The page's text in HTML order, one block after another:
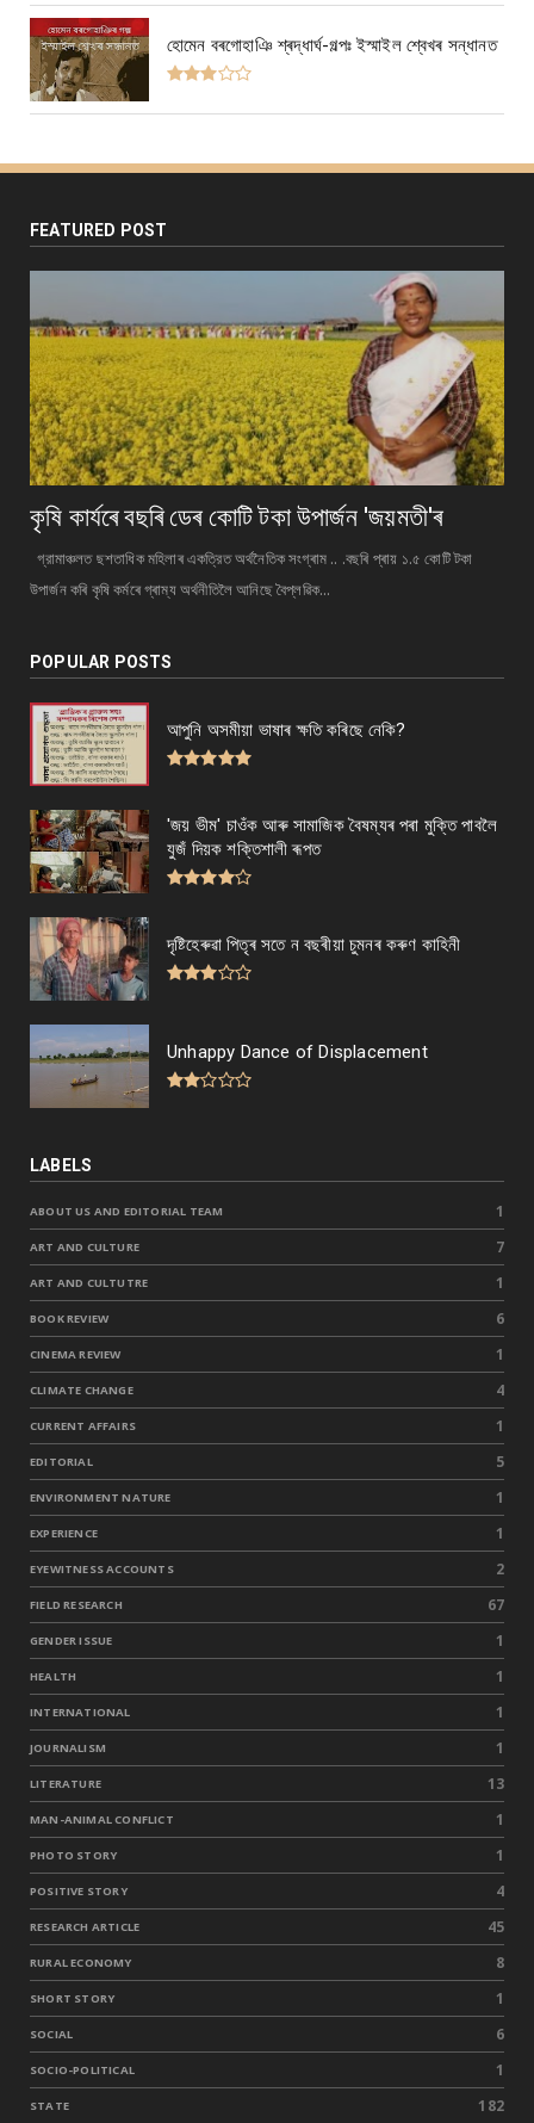
হোমেন বৰগোহাঞি শ্ৰদ্ধাৰ্ঘ-গল্পঃ ইস্মাইল শ্বেখৰ সন্ধানত
FEATURED POST
কৃষি কাৰ্যৰে বছৰি ডেৰ কোটি টকা উপার্জন 'জয়মতী'ৰ
গ্রামাঞ্চলত ছশতাধিক মহিলাৰ একত্রিত অর্থনৈতিক সংগ্ৰাম .. .বছৰি প্ৰায় ১.৫ কোটি টকা
উপাৰ্জন কৰি কৃষি কৰ্মৰে গ্ৰাম্য অর্থনীতিলৈ আনিছে বৈপ্লৱিক...
POPULAR POSTS
আপুনি অসমীয়া ভাষাৰ ক্ষতি কৰিছে নেকি?
'জয় ভীম' চাওঁক আৰু সামাজিক বৈষম্যৰ পৰা মুক্তি পাবলৈ
যুজঁ দিয়ক শক্তিশালী ৰূপত
দৃষ্টিহেৰুৱা পিতৃৰ সতে ন বছৰীয়া চুমনৰ কৰুণ কাহিনী
Unhappy Dance of Displacement
LABELS
ABOUT US AND EDITORIAL TEAM 1
ART AND CULTURE 7
ART AND CULTUTRE 1
BOOK REVIEW 6
CINEMA REVIEW 1
CLIMATE CHANGE 4
CURRENT AFFAIRS 1
EDITORIAL 5
ENVIRONMENT NATURE 1
EXPERIENCE 1
EYEWITNESS ACCOUNTS 2
FIELD RESEARCH 67
GENDER ISSUE 1
HEALTH 1
INTERNATIONAL 1
JOURNALISM 1
LITERATURE 13
MAN-ANIMAL CONFLICT 1
PHOTO STORY 1
POSITIVE STORY 4
RESEARCH ARTICLE 45
RURAL ECONOMY 8
SHORT STORY 1
SOCIAL 6
SOCIO-POLITICAL 1
STATE 182